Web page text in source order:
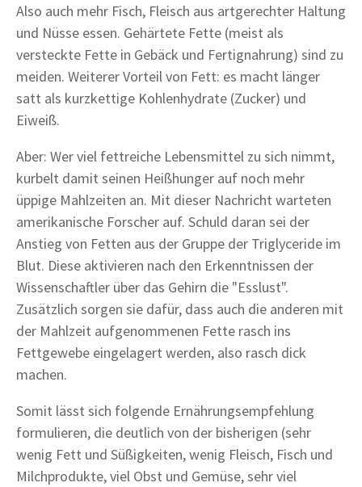
Also auch mehr Fisch, Fleisch aus artgerechter Haltung
und Nüsse essen. Gehärtete Fette (meist als
versteckte Fette in Gebäck und Fertignahrung) sind zu
meiden. Weiterer Vorteil von Fett: es macht länger
satt als kurzkettige Kohlenhydrate (Zucker) und
Eiweiß.
Aber: Wer viel fettreiche Lebensmittel zu sich nimmt,
kurbelt damit seinen Heißhunger auf noch mehr
üppige Mahlzeiten an. Mit dieser Nachricht warteten
amerikanische Forscher auf. Schuld daran sei der
Anstieg von Fetten aus der Gruppe der Triglyceride im
Blut. Diese aktivieren nach den Erkenntnissen der
Wissenschaftler über das Gehirn die "Esslust".
Zusätzlich sorgen sie dafür, dass auch die anderen mit
der Mahlzeit aufgenommenen Fette rasch ins
Fettgewebe eingelagert werden, also rasch dick
machen.
Somit lässt sich folgende Ernährungsempfehlung
formulieren, die deutlich von der bisherigen (sehr
wenig Fett und Süßigkeiten, wenig Fleisch, Fisch und
Milchprodukte, viel Obst und Gemüse, sehr viel